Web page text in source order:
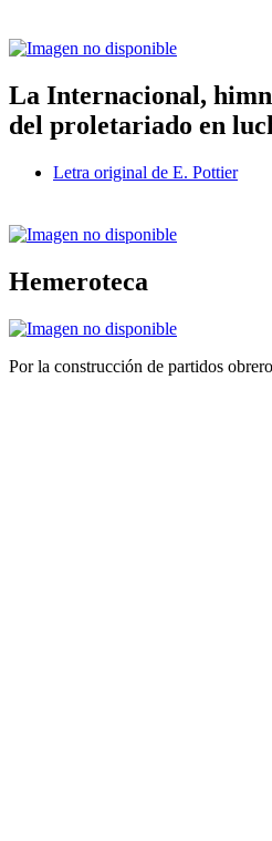
La Internacional,
del proletariado en
Letra original de E. Pottier
Hemeroteca
Por la construcción de partidos